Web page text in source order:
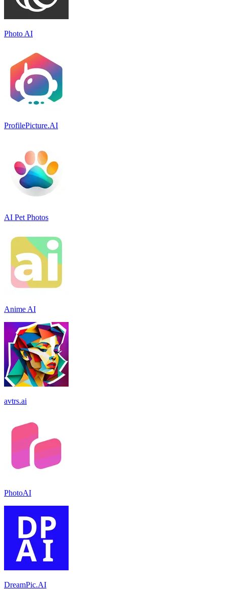
Photo AI
ProfilePicture.AI
AI Pet Photos
Anime AI
avtrs.ai
PhotoAI
DreamPic.AI